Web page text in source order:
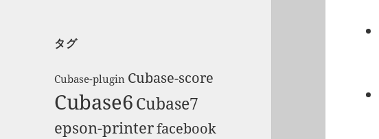
タグ
Cubase-plugin Cubase-score
Cubase6Cubase7
epson-printerfacebook